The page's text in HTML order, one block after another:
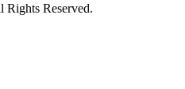
Reserved.